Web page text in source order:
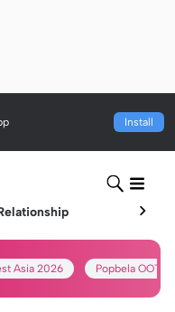
Install
Asia 2026 Popbela OOTD